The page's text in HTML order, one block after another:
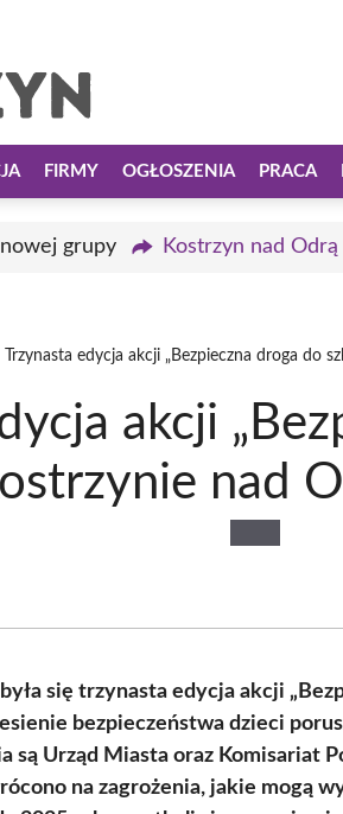
FIRMY OGŁOSZENIA PRACA
grupy Kostrzyn nad
Trzynasta edycja akcji „Bezpieczna droga do
akcji
nad
się trzynasta edycja akcji
bezpieczeństwa dzieci
są Urząd Miasta oraz Komisariat
na zagrożenia, jakie mogą